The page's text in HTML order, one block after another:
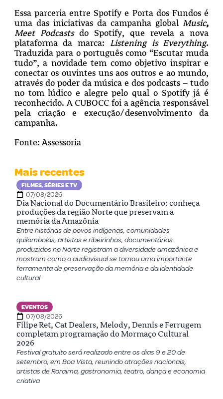
Essa parceria entre Spotify e Porta dos Fundos é
uma das iniciativas da campanha global Music,
Meet Podcasts do Spotify, que revela a nova
plataforma da marca:
Listening is Everything.
Traduzida para o português como “Escutar muda
tudo”, a novidade tem como objetivo inspirar e
conectar os ouvintes uns aos outros e ao mundo,
através do poder da música e dos podcasts – tudo
no tom lúdico e alegre pelo qual o Spotify já é
reconhecido. A CUBOCC foi a agência responsável
pela criação e execução/desenvolvimento da
campanha.
Fonte: Assessoria
Mais recentes
FILMES, SÉRIES E TV
07/08/2026
Dia Nacional do Documentário Brasileiro: conheça
produções da região Norte que preservam a
memória da Amazônia
Entre histórias de povos indígenas, comunidades
quilombolas, artistas e ribeirinhos, documentários
produzidos no Norte registram a diversidade amazônica e
mostram como o audiovisual se tornou uma importante
ferramenta de preservação da memória e da identidade
cultural
EVENTOS
07/08/2026
Filipe Ret, Cat Dealers, Melody, Dennis e Ferrugem
completam programação do Mormaço Cultural
2026
Festival gratuito será realizado entre os dias 9 e 20 de
setembro, em Boa Vista, reunindo atrações nacionais,
artistas de Roraima, gastronomia, teatro, dança e economia
criativa